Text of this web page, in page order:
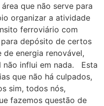
que não serve para
organizar a atividade
ferroviário com
depósito de certos
energia renovável,
não influi em nada. Esta
que não há culpados,
sim, todos nós,
fazemos questão de